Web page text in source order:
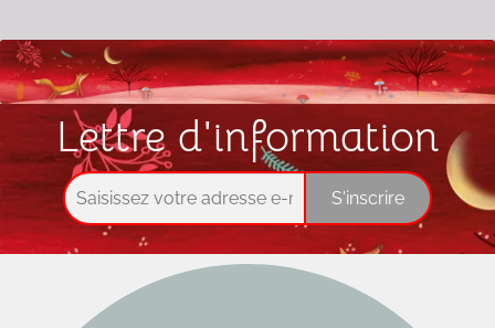
Lettre d'information
S'inscrire